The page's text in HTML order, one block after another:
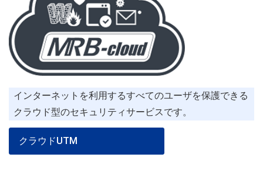
インターネットを利用するすべてのユーザを保護できる
クラウド型のセキュリティサービスです。
クラウドUTM